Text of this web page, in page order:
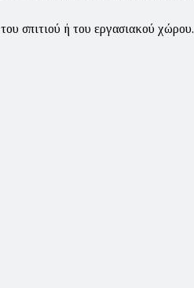
σπιτιού ή του εργασιακού χώρου.